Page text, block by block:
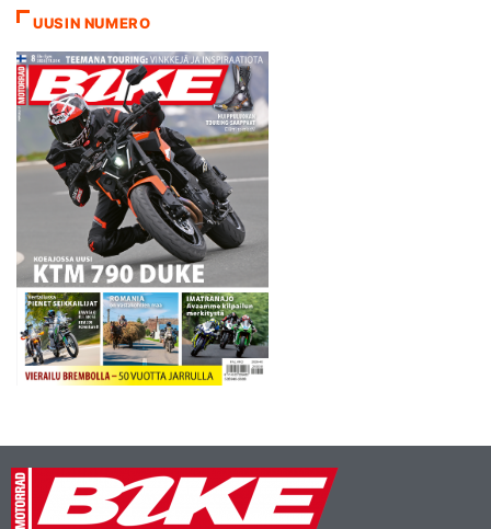
kilpailuun normaalisti oman
luokituksensa mukaisesti.
Ilmoittautumisaika päättyy
30.9.2010 klo 23:59. Lauri
Pohjonen
ennakkosuosikkina
Nuorten…
UUSIN NUMERO